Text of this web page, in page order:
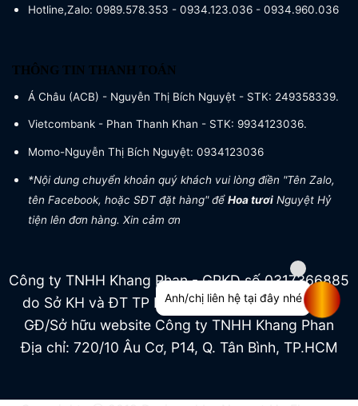
Hotline,Zalo: 0989.578.353 - 0934.123.036 - 0934.960.036
THÔNG TIN THANH TOÁN
Á Châu (ACB) - Nguyễn Thị Bích Nguyệt - STK: 249358339.
Vietcombank - Phan Thanh Khan - STK: 9934123036.
Momo-Nguyễn Thị Bích Nguyệt: 0934123036
*Nội dung chuyển khoản quý khách vui lòng điền "Tên Zalo,
tên Facebook, hoặc SĐT đặt hàng" đểHoa tươi Nguyệt Hỷ
tiện lên đơn hàng. Xin cảm ơn
Công ty TNHH Khang Phan - GPKD số 0317366885
do Sở KH và ĐT TP HCM cấp ngày 04/07/2022
GĐ/Sở hữu website Công ty TNHH Khang Phan
Địa chỉ: 720/10 Âu Cơ, P14, Q. Tân Bình, TP.HCM
Anh/chị liên hệ tại đây nhé